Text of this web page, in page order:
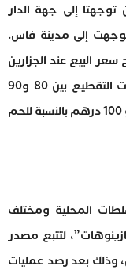
توجهتا إلى جهة الدار
توجهت إلى مدينة فاس.
البيع عند الجزارين
المعتمدين من طرف “أونسا” أو لدى وحدات التقطيع بين 80 و90
درهما للكيلوغرام الواحد بالنسبة للحم البقر، و 100 درهم بالنسبة للحم
المحلية ومختلف
لتتبع مصدر
وذلك بعد رصد عمليات